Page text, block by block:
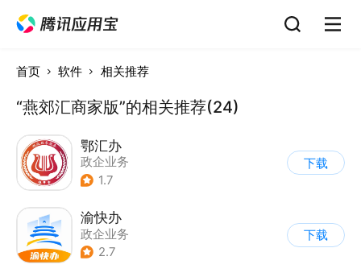
首页 软件 相关推荐
“燕郊汇商家版”的相关推荐(24)
鄂汇办
政企业务
1.7
下载
渝快办
政企业务
2.7
下载